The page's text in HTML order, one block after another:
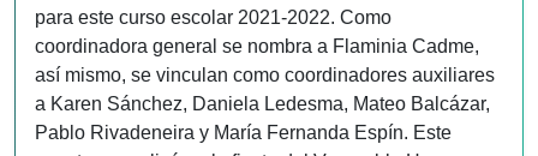
para este curso escolar 2021-2022. Como
coordinadora general se nombra a Flaminia Cadme,
así mismo, se vinculan como coordinadores auxiliares
a Karen Sánchez, Daniela Ledesma, Mateo Balcázar,
Pablo Rivadeneira y María Fernanda Espín. Este